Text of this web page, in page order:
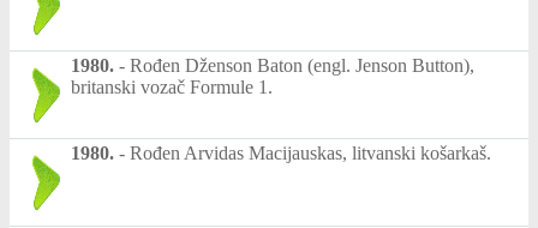
1980. - Rođen Dženson Baton (engl. Jenson Button),
britanski vozač Formule 1.
1980. - Rođen Arvidas Macijauskas, litvanski košarkaš.